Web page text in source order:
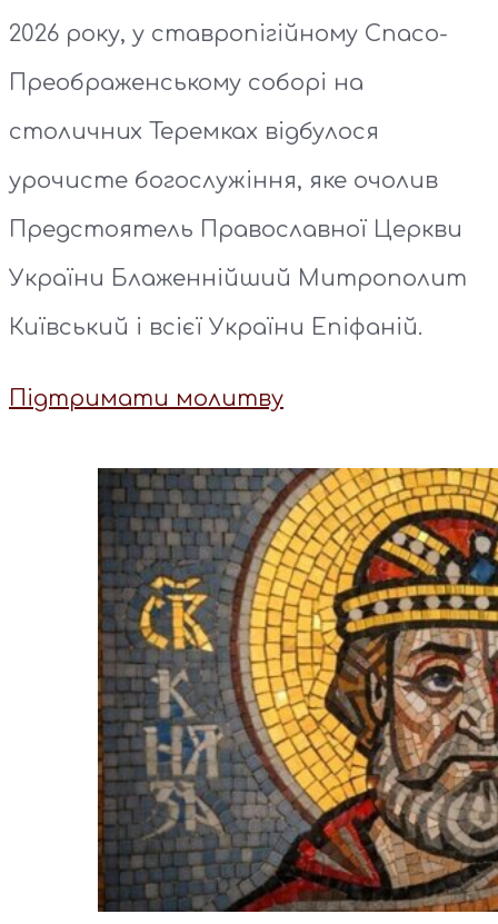
2026 року, у ставропігійному Спасо-
Преображенському соборі на
столичних Теремках відбулося
урочисте богослужіння, яке очолив
Предстоятель Православної Церкви
України Блаженнійший Митрополит
Київський і всієї України Епіфаній.
Підтримати молитву